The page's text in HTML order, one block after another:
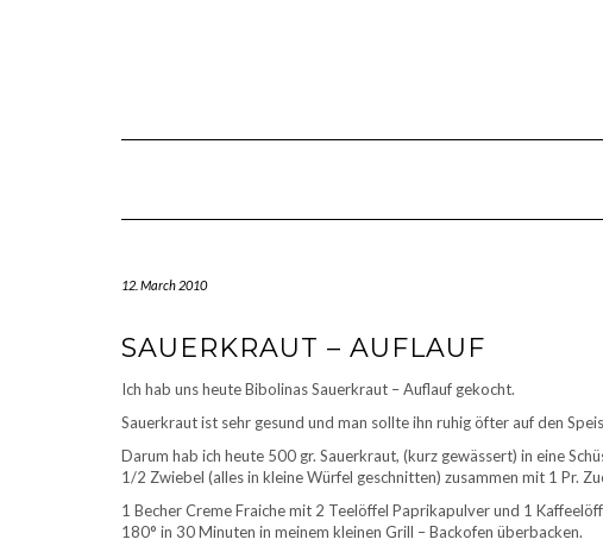
12. March 2010
SAUERKRAUT – AUFLAUF
Ich hab uns heute Bibolinas Sauerkraut – Auflauf gekocht.
Sauerkraut ist sehr gesund und man sollte ihn ruhig öfter auf den
Darum hab ich heute 500 gr. Sauerkraut, (kurz gewässert) in eine
1/2 Zwiebel (alles in kleine Würfel geschnitten) zusammen mit 1 Pr.
1 Becher Creme Fraiche mit 2 Teelöffel Paprikapulver und 1
180° in 30 Minuten in meinem kleinen Grill – Backofen überbacken.